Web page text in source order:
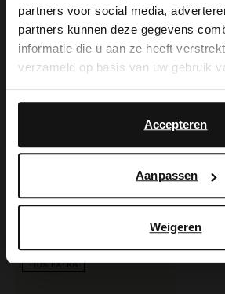
partners voor social media,
partners kunnen deze gegevens
informatie die u aan ze heeft
verzameld op basis van uw gebruik
Accepteren
Aanpassen
Weigeren
Marineblaue Chelsea Boots aus Veloursleder
140.00
56.00 65.00
-60%
-10% EXTRA
It looks like your language isn't
you like to switch to English?
English